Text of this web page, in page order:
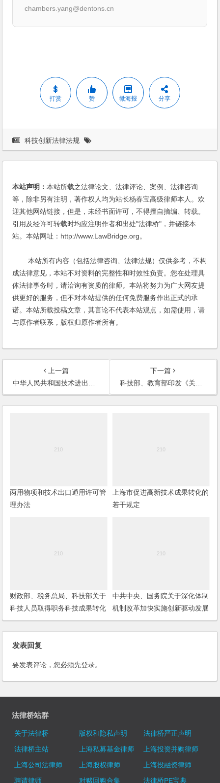
chambers.yang@dentons.cn
打赏 赞 微海报 分享
科技创新法律法规
本站声明：本站所载之法律论文、法律评论、案例、法律咨询
等，除非另有注明，著作权人均为站长杨春宝高级律师本人。欢
迎其他网站链接，但是，未经书面许可，不得擅自摘编、转载。
引用及经许可转载时均应注明作者和出处"法律桥"，并链接本
站。本站网址：http://www.LawBridge.org。
本站所有内容（包括法律咨询、法律法规）仅供参考，不构
成法律意见，本站不对资料的完整性和时效性负责。您在处理具
体法律事务时，请洽询有资质的律师。本站将努力为广大网友提
供更好的服务，但不对本站提供的任何免费服务作出正式的承
诺。本站所载投稿文章，其言论不代表本站观点，如需使用，请
与原作者联系，版权归原作者所有。
上一篇
中华人民共和国技术进出口管理条例（2019修正）
下一篇
科技部、教育部印发《关于进一步推进高等学校专业化技术转移机构建设发展的实施意见》的通知
两用物项和技术出口通用许可管
理办法
上海市促进高新技术成果转化的
若干规定
财政部、税务总局、科技部关于
科技人员取得职务科技成果转化
现金奖励有关个人所得税政策的
通知
中共中央、国务院关于深化体制
机制改革加快实施创新驱动发展
战略的若干意见
发表回复
要发表评论，您必须先登录。
法律桥站群
关于法律桥 版权和隐私声明
法律桥严正声明
法律桥主站
上海私募基金律师
上海投资并购律师
上海公司法律师
上海股权律师
上海投融资律师
聘请律师
对赌回购合集
法律桥PE宝典